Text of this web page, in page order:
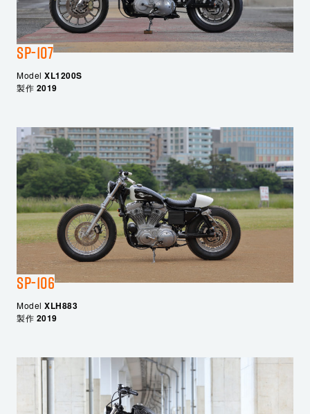
SP-107
Model XL1200S
製作 2019
SP-106
Model XLH883
製作 2019